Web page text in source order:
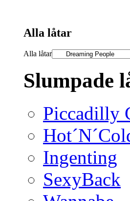
Alla låtar
Alla låtar
Slumpade
Piccadilly
Ingenting
SexyBack